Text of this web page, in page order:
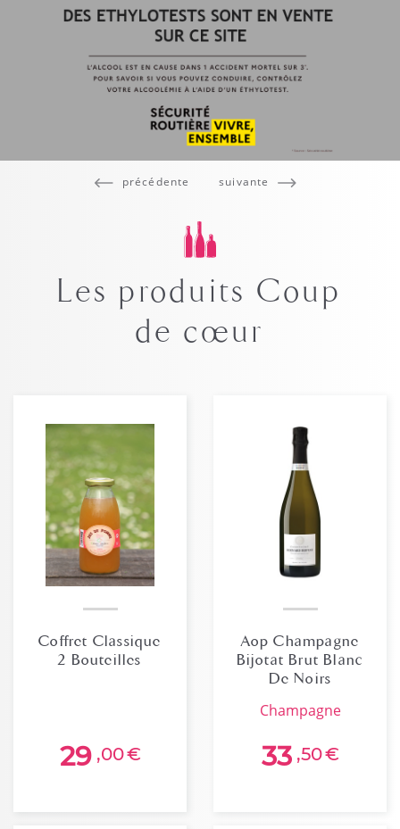
précédente suivante
Les produits Coup
de cœur
Coffret Classique
2 Bouteilles
29 ,00€
Aop Champagne
Bijotat Brut Blanc
De Noirs
champagne
33 ,50€